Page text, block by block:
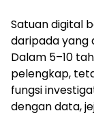
Satuan digital
daripada yang
Dalam 5–10
pelengkap,
fungsi
dengan data,